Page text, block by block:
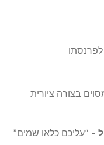
בצורה ציורית
– “עליכם כלאו שמים”